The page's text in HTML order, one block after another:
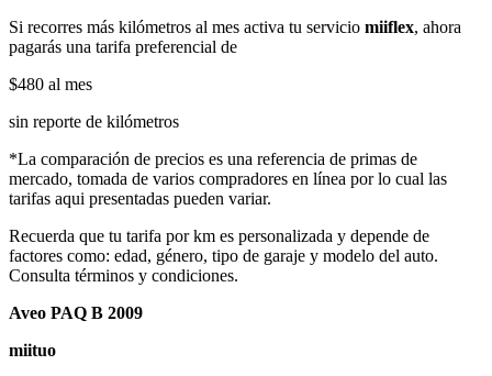
Si recorres más kilómetros al mes activa tu servicio miiflex, ahora
pagarás una tarifa preferencial de
$480 al mes
sin reporte de kilómetros
*La comparación de precios es una referencia de primas de
mercado, tomada de varios compradores en línea por lo cual las
tarifas aqui presentadas pueden variar.
Recuerda que tu tarifa por km es personalizada y depende de
factores como: edad, género, tipo de garaje y modelo del auto.
Consulta términos y condiciones.
Aveo PAQ B 2009
miituo